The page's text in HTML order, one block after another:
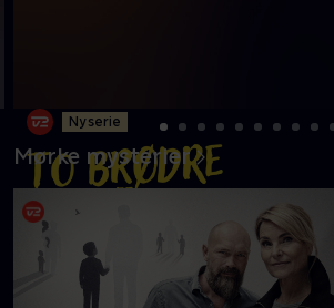
Ny serie
Nicolei vil dø, men han har lovet sin mor
uregerlige lillebror
Mørke mysterier